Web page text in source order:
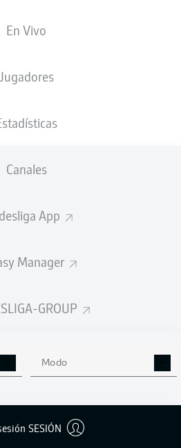
En Vivo
Canales
App
Manager
GROUP
Modo
SESIÓN
TAMAÑO
PASES
(%)